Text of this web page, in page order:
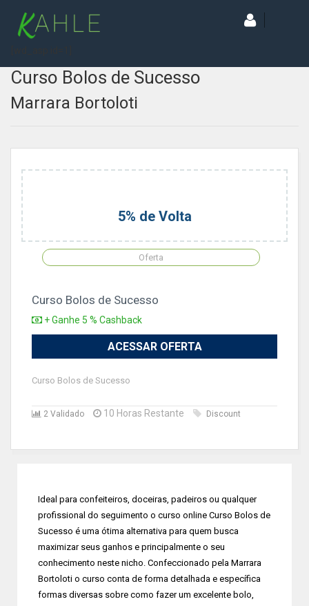
Curso Bolos de Sucesso
Marrara Bortoloti
5% de Volta
Oferta
Curso Bolos de Sucesso
+ Ganhe 5 % Cashback
ACESSAR OFERTA
Curso Bolos de Sucesso
2 Validado 10 Horas Restante Discount
Ideal para confeiteiros, doceiras, padeiros ou qualquer
profissional do seguimento o curso online Curso Bolos de
Sucesso é uma ótima alternativa para quem busca
maximizar seus ganhos e principalmente o seu
conhecimento neste nicho. Confeccionado pela Marrara
Bortoloti o curso conta de forma detalhada e específica
formas diversas sobre como fazer um excelente bolo,